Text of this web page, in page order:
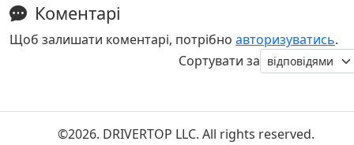
Коментарі
Щоб залишати коментарі, потрібно авторизуватись.
Сортувати за
©2026. DRIVERTOP LLC. All rights reserved.